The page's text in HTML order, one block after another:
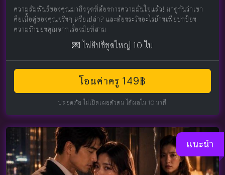
ความสัมพันธ์ของคุณมาถึงจุดที่ต้องการความมั่นใจแล้ว! มาดูกันว่าเขา
คือเนื้อคู่ของคุณจริงๆ หรือเปล่า? และต้องระวังอะไรบ้างเพื่อปกป้อง
ความรักของคุณจากเรื่องมือที่สาม
💌 ไพ่ยิปซีชุดใหญ่ 10 ใบ
โอนค่าครู 149฿
ปลอดภัย ไม่เปิดเผยตัวตน ได้ผลใน 10 นาที
แนะนำ